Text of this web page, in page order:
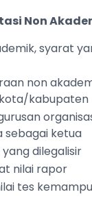
Non
syarat
non
kabupaten
sebagai ketua
dilegalisir
nilai rapor
tes